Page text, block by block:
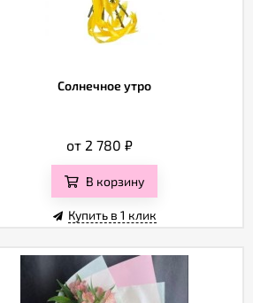
Солнечное утро
от 2 780 ₽
В корзину
Купить в 1 клик